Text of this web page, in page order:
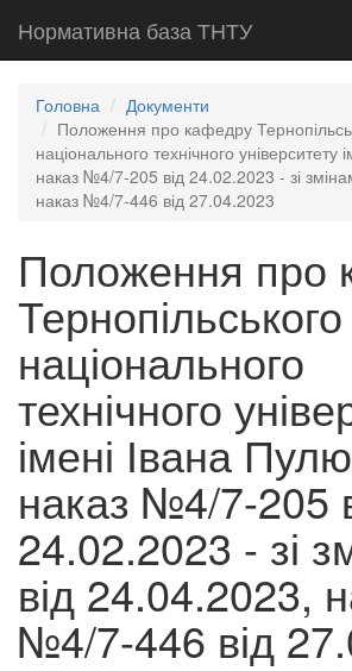
Нормативна база ТНТУ
Головна
Документи
Положення про кафедру
національного технічного університету
наказ №4/7-205 від 24.02.2023 - зі
наказ №4/7-446 від 27.04.2023
Положення про
Тернопільського
національного
технічного
імені Івана
наказ №4/7-205
24.02.2023 - зі
від 24.04.2023,
№4/7-446 від